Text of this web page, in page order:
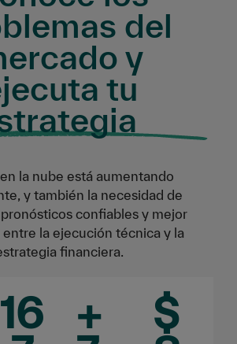
del
y
tu
la nube está aumentando
y también la necesidad de
confiables y mejor
entre la ejecución técnica y la
financiera.
16
+
$